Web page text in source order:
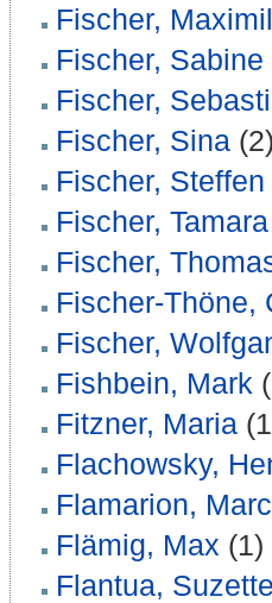
Fischer,
Fischer, Sabine
Fischer,
Fischer, Sina
Fischer, Steffen
Fischer, Tamara
Fischer,
Fischer-Thöne,
Fischer,
Fishbein, Mark
Fitzner, Maria
Flachowsky,
Flamarion,
Flämig, Max (1)
Flantua,